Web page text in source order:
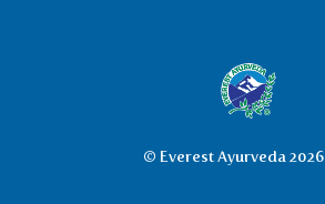
© Everest Ayurveda 2026